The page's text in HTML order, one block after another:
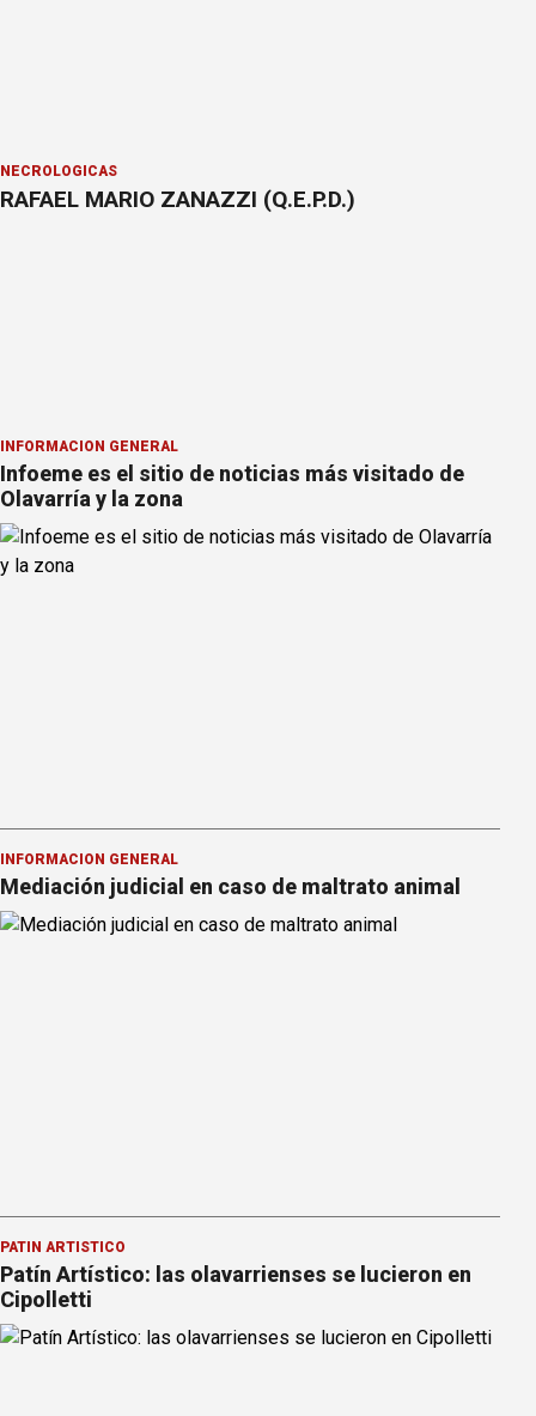
NECROLÓGICAS
RAFAEL MARIO ZANAZZI (Q.E.P.D.)
INFORMACION GENERAL
Infoeme es el sitio de noticias más visitado de
Olavarría y la zona
INFORMACION GENERAL
Mediación judicial en caso de maltrato animal
PATÍN ARTÍSTICO
Patín Artístico: las olavarrienses se lucieron en
Cipolletti